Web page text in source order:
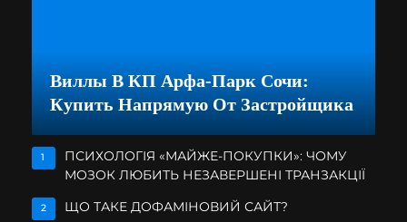
Виллы В КП Арфа-Парк Сочи:
Купить Напрямую От Застройщика
1
ПСИХОЛОГІЯ «МАЙЖЕ-ПОКУПКИ»: ЧОМУ
МОЗОК ЛЮБИТЬ НЕЗАВЕРШЕНІ ТРАНЗАКЦІЇ
2 ЩО ТАКЕ ДОФАМІНОВИЙ САЙТ?